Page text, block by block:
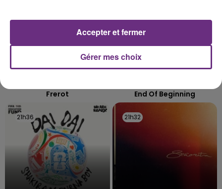
Frerot End Of Beginning
21h36
21h36 21h32
21h32
Gérer mes choix
Accepter et fermer